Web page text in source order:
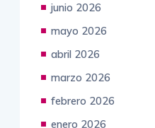
junio 2026
mayo 2026
abril 2026
marzo 2026
febrero 2026
enero 2026